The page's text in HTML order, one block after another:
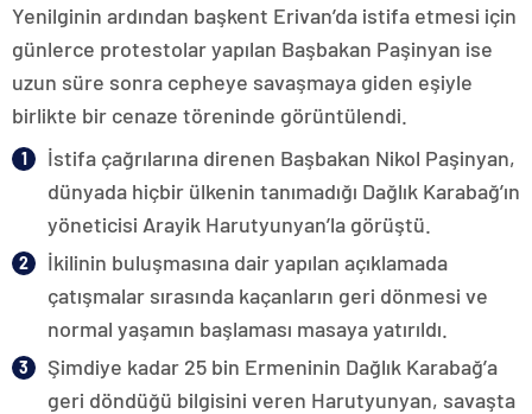
Yenilginin ardından başkent Erivan’da istifa etmesi için
günlerce protestolar yapılan Başbakan Paşinyan ise
uzun süre sonra cepheye savaşmaya giden eşiyle
birlikte bir cenaze töreninde görüntülendi.
İstifa çağrılarına direnen Başbakan Nikol Paşinyan,
dünyada hiçbir ülkenin tanımadığı Dağlık Karabağ’ın
yöneticisi Arayik Harutyunyan’la görüştü.
İkilinin buluşmasına dair yapılan açıklamada
çatışmalar sırasında kaçanların geri dönmesi ve
normal yaşamın başlaması masaya yatırıldı.
Şimdiye kadar 25 bin Ermeninin Dağlık Karabağ’a
geri döndüğü bilgisini veren Harutyunyan, savaşta